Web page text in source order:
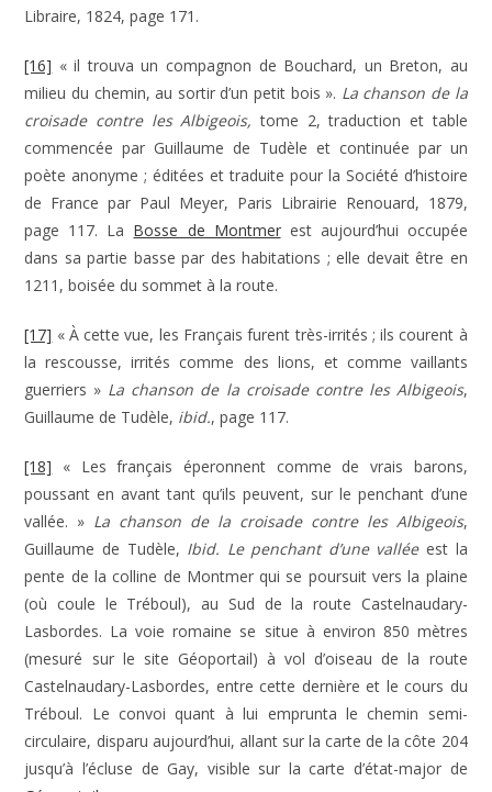
Libraire, 1824, page 171.
[16] « il trouva un compagnon de Bouchard, un Breton, au
milieu du chemin, au sortir d’un petit bois ». La chanson de la
croisade contre les Albigeois, tome 2, traduction et table
commencée par Guillaume de Tudèle et continuée par un
poète anonyme ; éditées et traduite pour la Société d’histoire
de France par Paul Meyer, Paris Librairie Renouard, 1879,
page 117. La Bosse de Montmerest aujourd’hui occupée
dans sa partie basse par des habitations ; elle devait être en
1211, boisée du sommet à la route.
[17] « À cette vue, les Français furent très-irrités ; ils courent à
la rescousse, irrités comme des lions, et comme vaillants
guerriers » La chanson de la croisade contre les Albigeois,
Guillaume de Tudèle, ibid., page 117.
[18] « Les français éperonnent comme de vrais barons,
poussant en avant tant qu’ils peuvent, sur le penchant d’une
vallée. » La chanson de la croisade contre les Albigeois,
Guillaume de Tudèle, Ibid. Le penchant d’une valléeest la
pente de la colline de Montmer qui se poursuit vers la plaine
(où coule le Tréboul), au Sud de la route Castelnaudary-
Lasbordes. La voie romaine se situe à environ 850 mètres
(mesuré sur le site Géoportail) à vol d’oiseau de la route
Castelnaudary-Lasbordes, entre cette dernière et le cours du
Tréboul. Le convoi quant à lui emprunta le chemin semi-
circulaire, disparu aujourd’hui, allant sur la carte de la côte 204
jusqu’à l’écluse de Gay, visible sur la carte d’état-major de